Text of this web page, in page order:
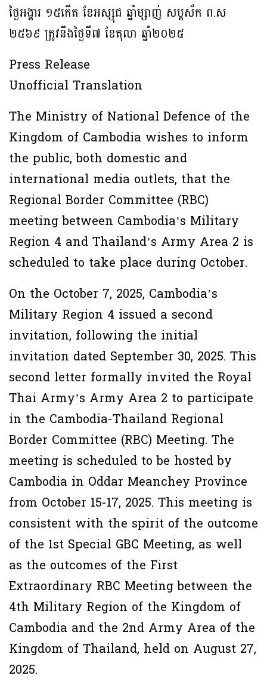
ថ្ងៃអង្គារ ១៥កើត ខែអស្សុជ ឆ្នាំម្សាញ់ សប្តស័ក ព.ស
២៥៦៩ ត្រូវនឹងថ្ងៃទី៧ ខែតុលា ឆ្នាំ២០២៥
Press Release
Unofficial Translation
The Ministry of National Defence of the
Kingdom of Cambodia wishes to inform
the public, both domestic and
international media outlets, that the
Regional Border Committee (RBC)
meeting between Cambodia’s Military
Region 4 and Thailand’s Army Area 2 is
scheduled to take place during October.
On the October 7, 2025, Cambodia’s
Military Region 4 issued a second
invitation, following the initial
invitation dated September 30, 2025. This
second letter formally invited the Royal
Thai Army’s Army Area 2 to participate
in the Cambodia-Thailand Regional
Border Committee (RBC) Meeting. The
meeting is scheduled to be hosted by
Cambodia in Oddar Meanchey Province
from October 15-17, 2025. This meeting is
consistent with the spirit of the outcome
of the 1st Special GBC Meeting, as well
as the outcomes of the First
Extraordinary RBC Meeting between the
4th Military Region of the Kingdom of
Cambodia and the 2nd Army Area of the
Kingdom of Thailand, held on August 27,
2025.